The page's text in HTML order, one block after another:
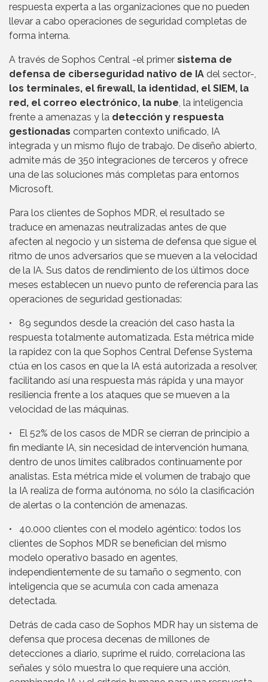
respuesta experta a las organizaciones que no pueden
llevar a cabo operaciones de seguridad completas de
forma interna.
A través de Sophos Central -el primer sistema de
defensa de ciberseguridad nativo de IA del sector-,
los terminales, el firewall, la identidad, el SIEM, la
red, el correo electrónico, la nube , la inteligencia
frente a amenazas y la detección y respuesta
gestionadas comparten contexto unificado, IA
integrada y un mismo flujo de trabajo. De diseño abierto,
admite más de 350 integraciones de terceros y ofrece
una de las soluciones más completas para entornos
Microsoft.
Para los clientes de Sophos MDR, el resultado se
traduce en amenazas neutralizadas antes de que
afecten al negocio y un sistema de defensa que sigue el
ritmo de unos adversarios que se mueven a la velocidad
de la IA. Sus datos de rendimiento de los últimos doce
meses establecen un nuevo punto de referencia para las
operaciones de seguridad gestionadas:
• 89 segundos desde la creación del caso hasta la
respuesta totalmente automatizada. Esta métrica mide
la rapidez con la que Sophos Central Defense Systema
ctúa en los casos en que la IA está autorizada a resolver,
facilitando así una respuesta más rápida y una mayor
resiliencia frente a los ataques que se mueven a la
velocidad de las máquinas.
• El 52% de los casos de MDR se cierran de principio a
fin mediante IA, sin necesidad de intervención humana,
dentro de unos límites calibrados continuamente por
analistas. Esta métrica mide el volumen de trabajo que
la IA realiza de forma autónoma, no sólo la clasificación
de alertas o la contención de amenazas.
• 40.000 clientes con el modelo agéntico: todos los
clientes de Sophos MDR se benefician del mismo
modelo operativo basado en agentes,
independientemente de su tamaño o segmento, con
inteligencia que se acumula con cada amenaza
detectada.
Detrás de cada caso de Sophos MDR hay un sistema de
defensa que procesa decenas de millones de
detecciones a diario, suprime el ruido, correlaciona las
señales y sólo muestra lo que requiere una acción,